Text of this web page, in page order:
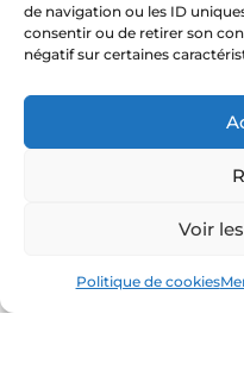
de navigation ou les ID
consentir ou de retirer son
négatif sur certaines
Voir
Politique de cookies
De plus, l’activité
stimule la créativité
séminaire, un
Réservez votre
plaisir